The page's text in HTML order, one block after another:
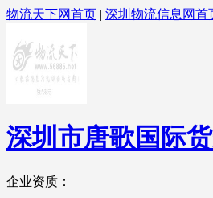
物流天下网首页 | 深圳物流信息网首
深圳市唐歌国际
企业资质：